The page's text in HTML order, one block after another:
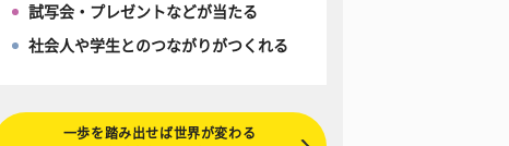
試写会・プレゼントなどが当たる
社会人や学生とのつながりがつくれる
一歩を踏み出せば世界が変わる